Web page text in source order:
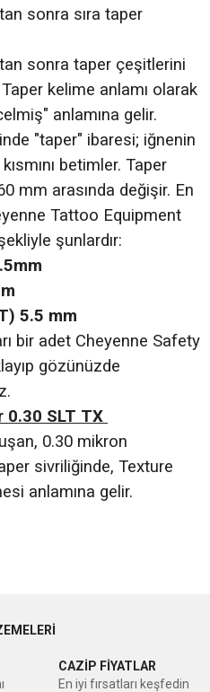
sonra sıra taper
sonra taper çeşitlerini
kelime anlamı olarak
anlamına gelir.
"taper" ibaresi; iğnenin
betimler. Taper
mm arasında değişir. En
Tattoo Equipment
şunlardır:
5.5 mm
bir adet Cheyenne Safety
gözünüzde
0.30 SLT TX
0.30 mikron
sivriliğinde, Texture
anlamına gelir.
CAZİP FİYATLAR
En iyi fırsatları keşfedin